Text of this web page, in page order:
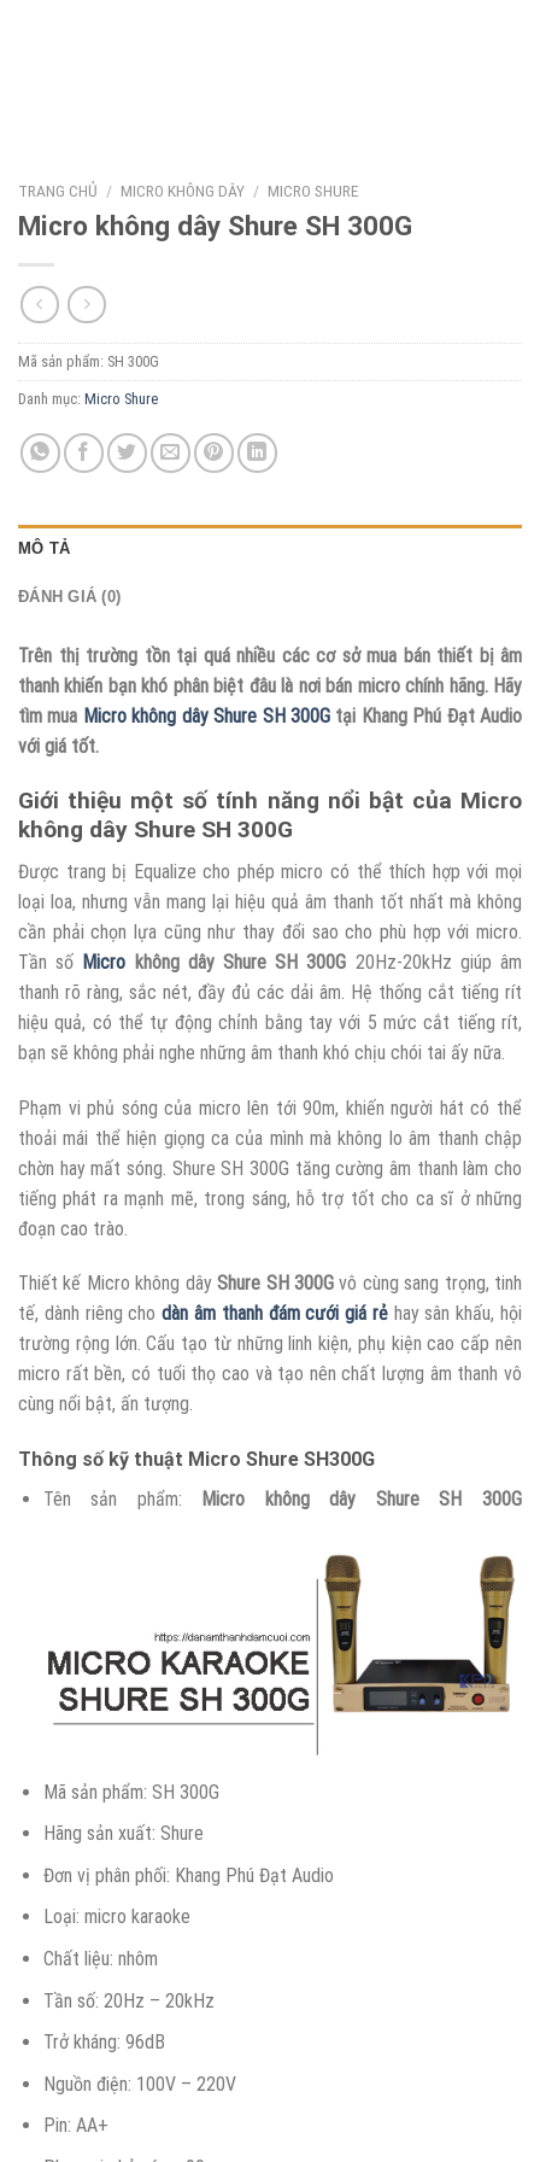
TRANG CHỦ / MICRO KHÔNG DÂY / MICRO SHURE
Micro không dây Shure SH 300G
Mã sản phẩm: SH 300G
Danh mục: Micro Shure
MÔ TẢ
ĐÁNH GIÁ (0)
Trên thị trường tồn tại quá nhiều các cơ sở mua bán thiết bị âm
thanh khiến bạn khó phân biệt đâu là nơi bán micro chính hãng. Hãy
tìm mua Micro không dây Shure SH 300Gtại Khang Phú Đạt Audio
với giá tốt.
Giới thiệu một số tính năng nổi bật của Micro
không dây Shure SH 300G
Được trang bị Equalize cho phép micro có thể thích hợp với mọi
loại loa, nhưng vẫn mang lại hiệu quả âm thanh tốt nhất mà không
cần phải chọn lựa cũng như thay đổi sao cho phù hợp với micro.
Tần số Micro không dây Shure SH 300G 20Hz-20kHz giúp âm
thanh rõ ràng, sắc nét, đầy đủ các dải âm. Hệ thống cắt tiếng rít
hiệu quả, có thể tự động chỉnh bằng tay với 5 mức cắt tiếng rít,
bạn sẽ không phải nghe những âm thanh khó chịu chói tai ấy nữa.
Phạm vi phủ sóng của micro lên tới 90m, khiến người hát có thể
thoải mái thể hiện giọng ca của mình mà không lo âm thanh chập
chờn hay mất sóng. Shure SH 300G tăng cường âm thanh làm cho
tiếng phát ra mạnh mẽ, trong sáng, hỗ trợ tốt cho ca sĩ ở những
đoạn cao trào.
Thiết kế Micro không dâyShure SH 300Gvô cùng sang trọng, tinh
tế, dành riêng chodàn âm thanh đám cưới giá rẻhay sân khấu, hội
trường rộng lớn. Cấu tạo từ những linh kiện, phụ kiện cao cấp nên
micro rất bền, có tuổi thọ cao và tạo nên chất lượng âm thanh vô
cùng nổi bật, ấn tượng.
Thông số kỹ thuật Micro Shure SH300G
Tên sản phẩm:
Micro không dây Shure SH 300G
Mã sản phẩm: SH 300G
Hãng sản xuất: Shure
Đơn vị phân phối: Khang Phú Đạt Audio
Loại: micro karaoke
Chất liệu: nhôm
Tần số: 20Hz – 20kHz
Trở kháng: 96dB
Nguồn điện: 100V – 220V
Pin: AA+